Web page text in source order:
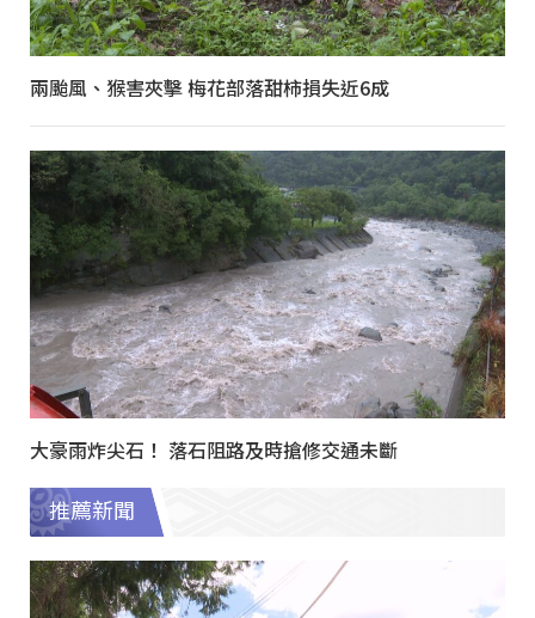
兩颱風、猴害夾擊 梅花部落甜柿損失近6成
大豪雨炸尖石！ 落石阻路及時搶修交通未斷
推薦新聞